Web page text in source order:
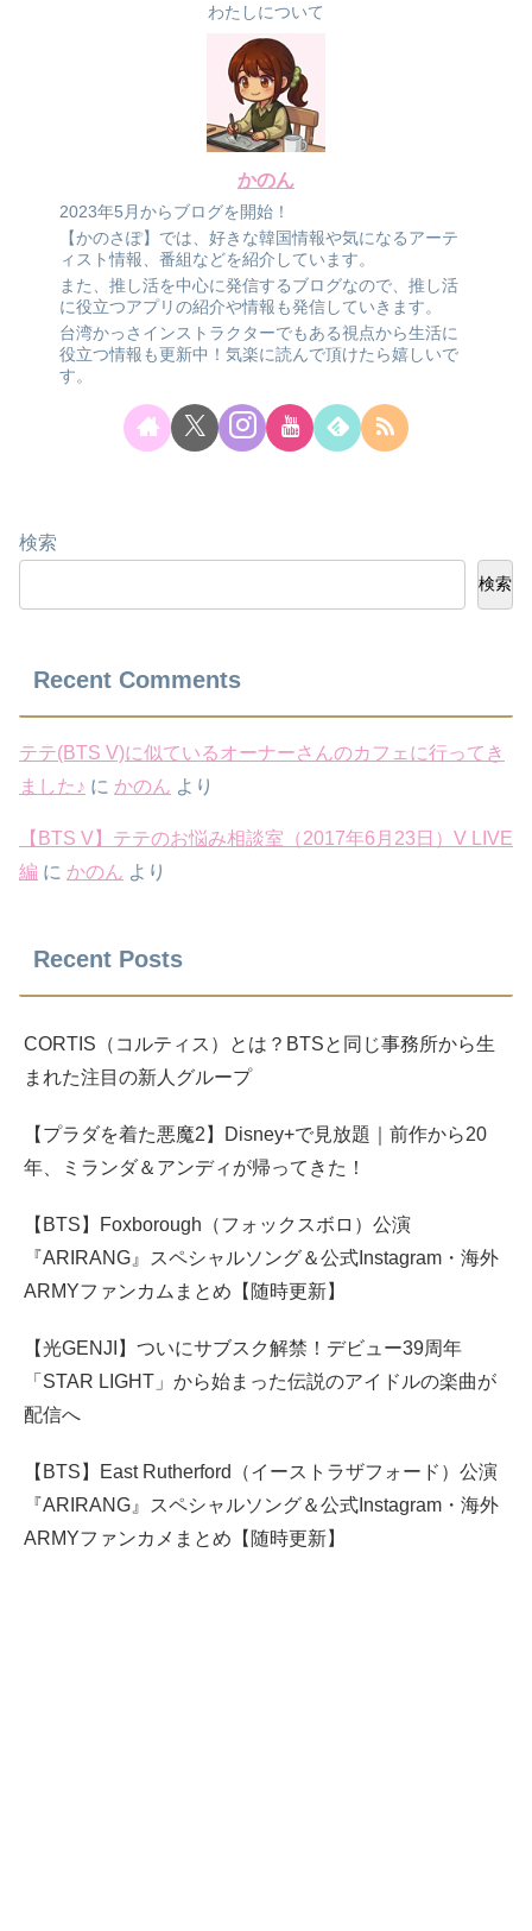
わたしについて
かのん
2023年5月からブログを開始！
【かのさぽ】では、好きな韓国情報や気になるアーテ
ィスト情報、番組などを紹介しています。
また、推し活を中心に発信するブログなので、推し活
に役立つアプリの紹介や情報も発信していきます。
台湾かっさインストラクターでもある視点から生活に
役立つ情報も更新中！気楽に読んで頂けたら嬉しいで
す。
検索
検索
Recent Comments
テテ(BTS V)に似ているオーナーさんのカフェに行ってき
ました♪ に かのん より
【BTS V】テテのお悩み相談室（2017年6月23日）V LIVE
編 に かのん より
Recent Posts
CORTIS（コルティス）とは？BTSと同じ事務所から生
まれた注目の新人グループ
【プラダを着た悪魔2】Disney+で見放題｜前作から20
年、ミランダ＆アンディが帰ってきた！
【BTS】Foxborough（フォックスボロ）公演
『ARIRANG』スペシャルソング＆公式Instagram・海外
ARMYファンカムまとめ【随時更新】
【光GENJI】ついにサブスク解禁！デビュー39周年
「STAR LIGHT」から始まった伝説のアイドルの楽曲が
配信へ
【BTS】East Rutherford（イーストラザフォード）公演
『ARIRANG』スペシャルソング＆公式Instagram・海外
ARMYファンカメまとめ【随時更新】